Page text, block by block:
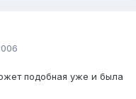
подобная уже и была